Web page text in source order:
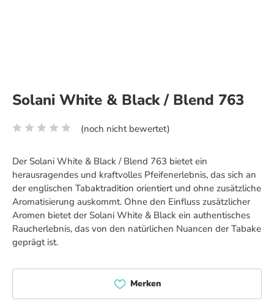
Solani White & Black / Blend 763
(noch nicht bewertet)
Der Solani White & Black / Blend 763 bietet ein
herausragendes und kraftvolles Pfeifenerlebnis, das sich an
der englischen Tabaktradition orientiert und ohne zusätzliche
Aromatisierung auskommt. Ohne den Einfluss zusätzlicher
Aromen bietet der Solani White & Black ein authentisches
Raucherlebnis, das von den natürlichen Nuancen der Tabake
geprägt ist.
Merken